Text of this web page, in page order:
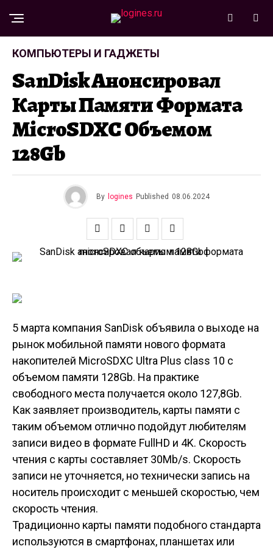
КОМПЬЮТЕРЫ И ГАДЖЕТЫ
SanDisk Анонсировал
Карты Памяти Формата
MicroSDXC Объемом
128Gb
By logines Published 08.06.2024
5 марта компания SanDisk объявила о выходе на
рынок мобильной памяти нового формата
накопителей MicroSDXC Ultra Plus class 10 с
объемом памяти 128Gb. На практике
свободного места получается около 127,8Gb.
Как заявляет производитель, карты памяти с
таким объемом отлично подойдут любителям
записи видео в формате FullHD и 4K. Скорость
чтения с карты составляет 30Mb/s. Скорость
записи не уточняется, но технически запись на
носитель происходит с меньшей скоростью, чем
скорость чтения.
Традиционно карты памяти подобного стандарта
используются в смартфонах, планшетах или